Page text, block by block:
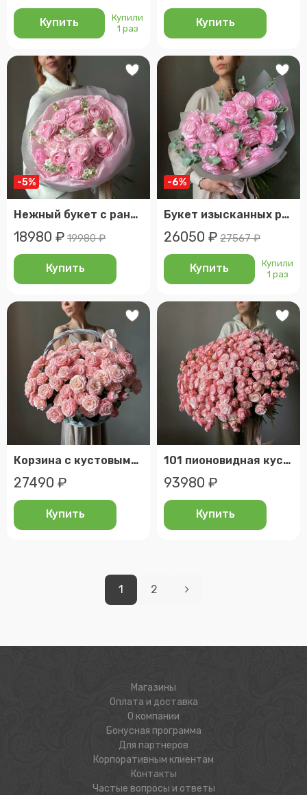
Купить
Купили
1 раз
Купить
-5%
Нежный букет с ранункулюсами, гортензией и маттиолой. Veresk 166
18980 ₽ 19980 ₽
Купить
-6%
Букет изысканных ранункулюсов с эвкалиптом. Veresk 207
26050 ₽ 27567 ₽
Купить
Купили
1 раз
Корзина с кустовыми пионовидными розами
27490 ₽
Купить
101 пионовидная кустовая роза - пышный премиум букет
93980 ₽
Купить
1 2
Магазины
Оплата и доставка
О компании
Бонусная программа
Для партнеров
Корпоративным клиентам
Контакты
Частые вопросы и ответы